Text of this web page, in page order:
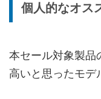
個人的なオス
本セール対象製品
高いと思ったモデ